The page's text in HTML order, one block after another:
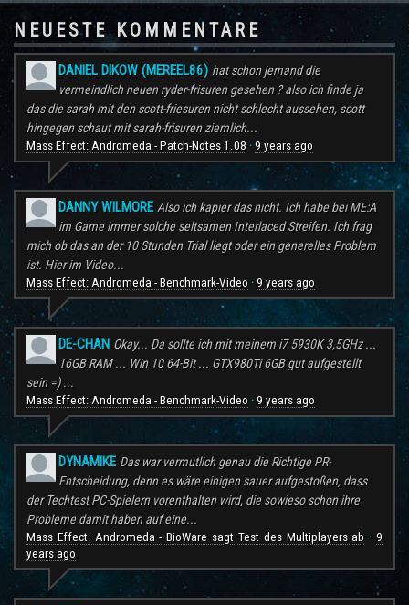
NEUESTE KOMMENTARE
DANIEL DIKOW (MEREEL86) hat schon jemand die
vermeindlich neuen ryder-frisuren gesehen ? also ich finde ja
das die sarah mit den scott-friesuren nicht schlecht aussehen, scott
hingegen schaut mit sarah-frisuren ziemlich...
Mass Effect: Andromeda - Patch-Notes 1.08 · 9 years ago
DANNY WILMORE Also ich kapier das nicht. Ich habe bei ME:A
im Game immer solche seltsamen Interlaced Streifen. Ich frag
mich ob das an der 10 Stunden Trial liegt oder ein generelles Problem
ist. Hier im Video...
Mass Effect: Andromeda - Benchmark-Video · 9 years ago
DE-CHAN Okay... Da sollte ich mit meinem i7 5930K 3,5GHz ...
16GB RAM ... Win 10 64-Bit ... GTX980Ti 6GB gut aufgestellt
sein =) ...
Mass Effect: Andromeda - Benchmark-Video · 9 years ago
DYNAMIKE Das war vermutlich genau die Richtige PR-
Entscheidung, denn es wäre einigen sauer aufgestoßen, dass
der Techtest PC-Spielern vorenthalten wird, die sowieso schon ihre
Probleme damit haben auf eine...
Mass Effect: Andromeda - BioWare sagt Test des Multiplayers ab ·9
years ago